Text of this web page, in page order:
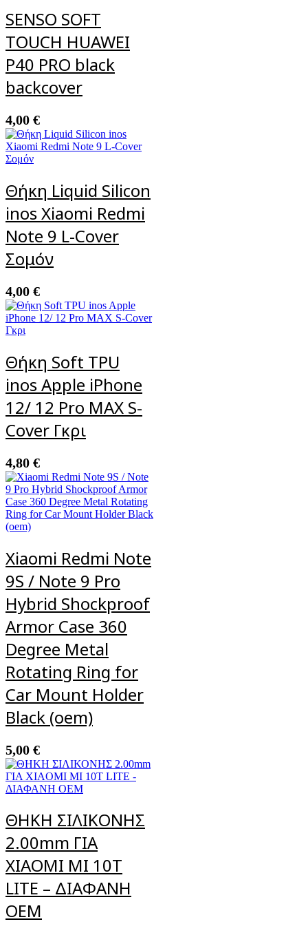
SENSO SOFT
TOUCH HUAWEI
P40 PRO black
backcover
4,00 €
Θήκη Liquid Silicon
inos Xiaomi Redmi
Note 9 L-Cover
Σομόν
4,00 €
Θήκη Soft TPU
inos Apple iPhone
12/ 12 Pro MAX S-
Cover Γκρι
4,80 €
Xiaomi Redmi Note
9S / Note 9 Pro
Hybrid Shockproof
Armor Case 360
Degree Metal
Rotating Ring for
Car Mount Holder
Black (oem)
5,00 €
ΘΗΚΗ ΣΙΛΙΚΟΝΗΣ
2.00mm ΓΙΑ
XIAOMI MI 10T
LITE – ΔΙΑΦΑΝΗ
OEM